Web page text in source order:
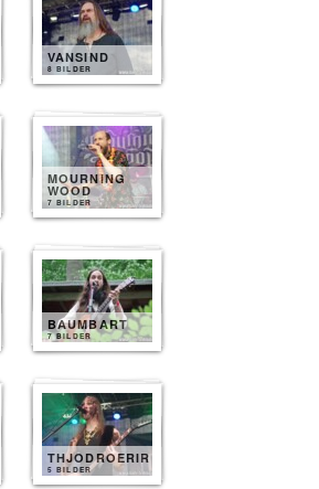
VANSIND
8 BILDER
MOURNING
WOOD
7 BILDER
BAUMBART
7 BILDER
THJODROERIR
5 BILDER